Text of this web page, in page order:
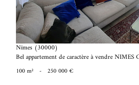
Nîmes (30000)
Bel appartement de caractère à vendre NIMES
100 m² - 250 000 €